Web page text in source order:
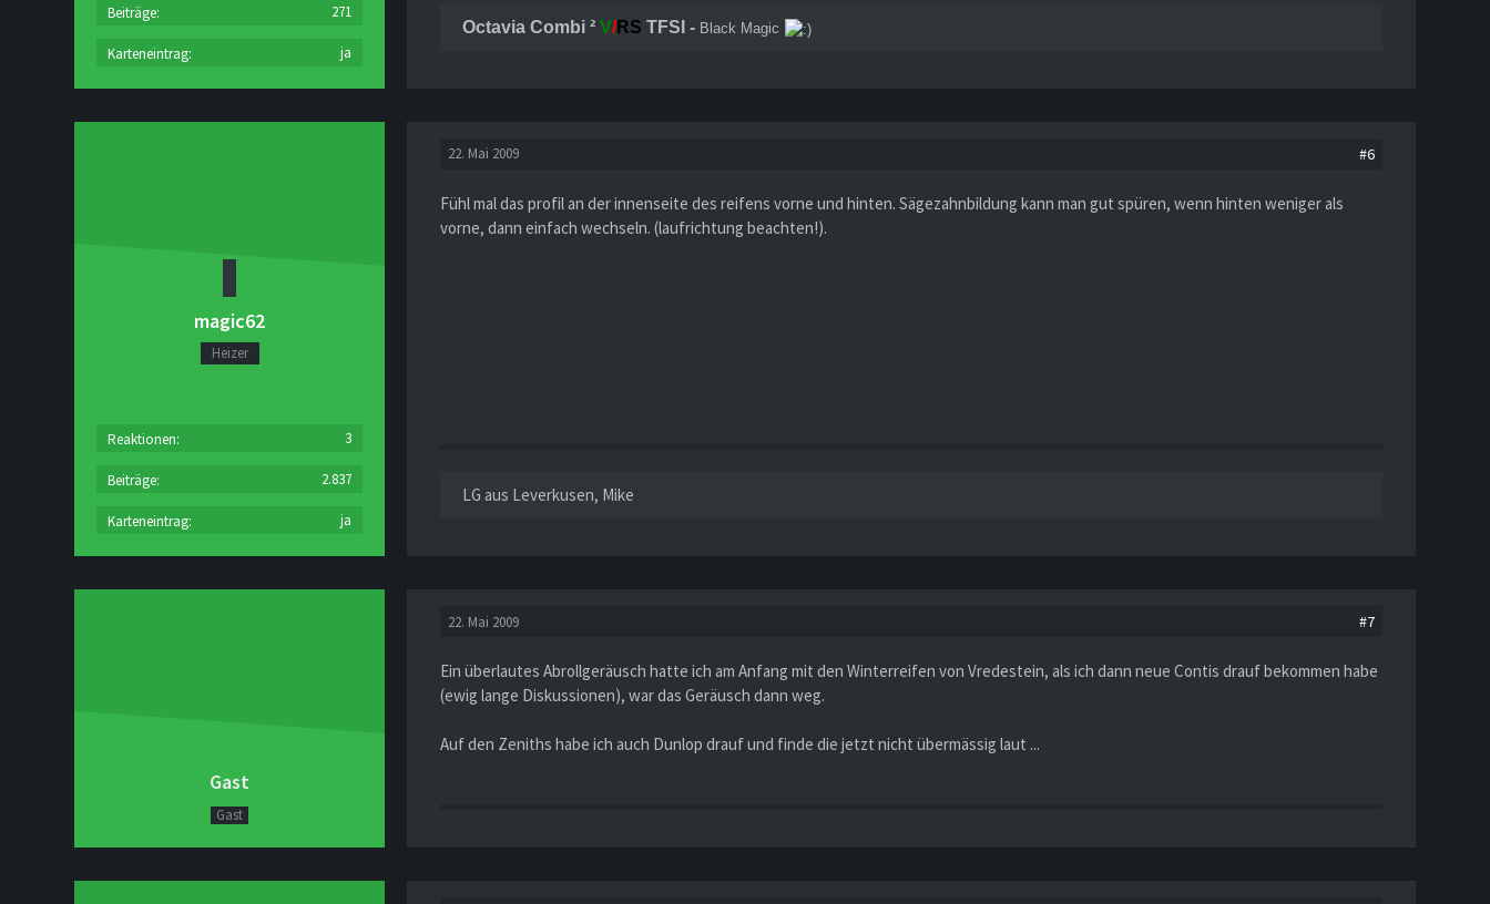
Beiträge 271
Karteneintrag ja
Octavia Combi ²V/RS TFSI - Black Magic
magic62
Heizer
Reaktionen 3
Beiträge 2.837
Karteneintrag ja
22. Mai 2009 #6
Fühl mal das profil an der innenseite des reifens vorne und hinten. Sägezahnbildung kann man gut spüren, wenn hinten weniger als
vorne, dann einfach wechseln. (laufrichtung beachten!).
LG aus Leverkusen, Mike
Gast
Gast
22. Mai 2009 #7
Ein überlautes Abrollgeräusch hatte ich am Anfang mit den Winterreifen von Vredestein, als ich dann neue Contis drauf bekommen habe
(ewig lange Diskussionen), war das Geräusch dann weg.
Auf den Zeniths habe ich auch Dunlop drauf und finde die jetzt nicht übermässig laut ...